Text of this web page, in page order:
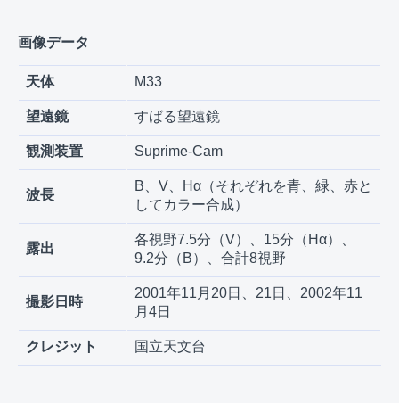
画像データ
天体 M33
望遠鏡 すばる望遠鏡
観測装置 Suprime-Cam
波長
B、V、Hα（それぞれを青、緑、赤と
してカラー合成）
露出
各視野7.5分（V）、15分（Hα）、
9.2分（B）、合計8視野
撮影日時
2001年11月20日、21日、2002年11
月4日
クレジット 国立天文台